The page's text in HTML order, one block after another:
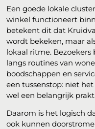
Een goede lokale
winkel functioneert
betekent dit dat
wordt bekeken, maar
lokaal ritme.
langs routines van
boodschappen en
een tussenstop: niet
wel een belangrijk
Daarom is het logisch
ook kunnen